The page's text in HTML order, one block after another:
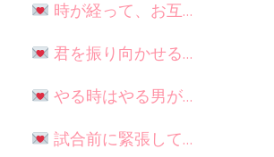
時が経って、お互…
君を振り向かせる…
やる時はやる男が…
試合前に緊張して…